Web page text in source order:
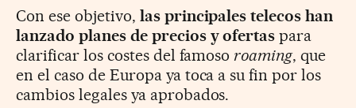
Con ese objetivo, las principales telecos han
lanzado planes de precios y ofertas para
clarificar los costes del famosoroaming, que
en el caso de Europa ya toca a su fin por los
cambios legales ya aprobados.